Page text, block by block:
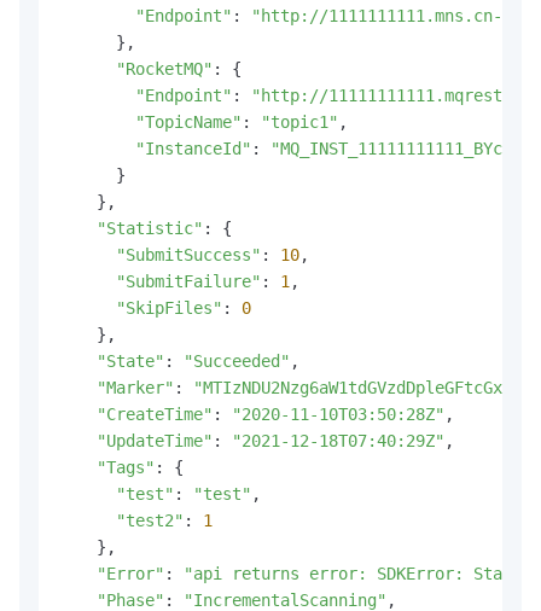
"Endpoint" :
"http://1111111111.mns.cn-
      },
"RocketMQ" : {
"Endpoint" :
"http://
"TopicName" : "topic1" ,
"InstanceId" :
      }
    },
"Statistic" : {
"SubmitSuccess" : 10,
"SubmitFailure" : 1 ,
"SkipFiles" : 0
    },
"State" : "Succeeded" ,
"Marker" :
"CreateTime" : "2020-11-10T03:50:28Z" ,
"UpdateTime" : "2021-12-18T07:40:29Z" ,
"Tags" : {
"test" : "test" ,
"test2" : 1
    },
"Error" :
"api returns error: SDKError:
"Phase" : "IncrementalScanning" ,